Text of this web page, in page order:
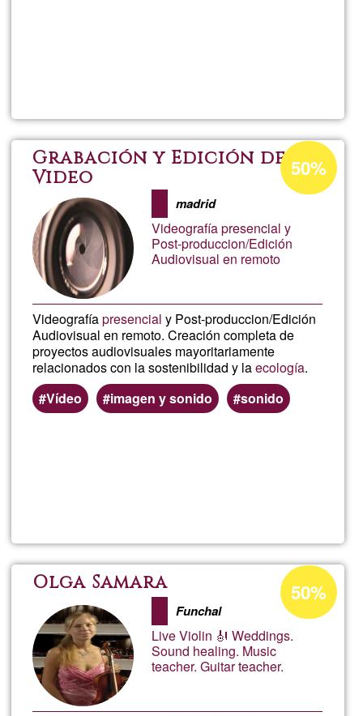
de
Retiro
de
en
y
Grabación y Edición de
Video
madrid
Videografía presencial y
Post-produccion/Edición
Audiovisual en remoto
Videografíapresencial y Post-produccion/Edición
Audiovisual en remoto. Creación completa de
proyectos audiovisuales mayoritariamente
relacionados con la sostenibilidad y laecología.
Vídeo
imagen y sonido sonido
Percentuale
di
accettazione
G1
50%
y
Edición
de
Video
Olga Samara
Funchal
Live Violin 🎻 Weddings.
Sound healing. Music
teacher. Guitar teacher.
Percentuale
di
accettazione
del
G1
50%